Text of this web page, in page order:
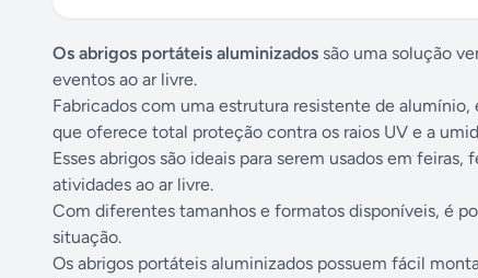
Os abrigos portáteis aluminizados são uma solução
eventos ao ar livre.
Fabricados com uma estrutura resistente de
que oferece total proteção contra os raios UV e a
Esses abrigos são ideais para serem usados em
atividades ao ar livre.
Com diferentes tamanhos e formatos disponíveis, é
situação.
Os abrigos portáteis aluminizados possuem fácil